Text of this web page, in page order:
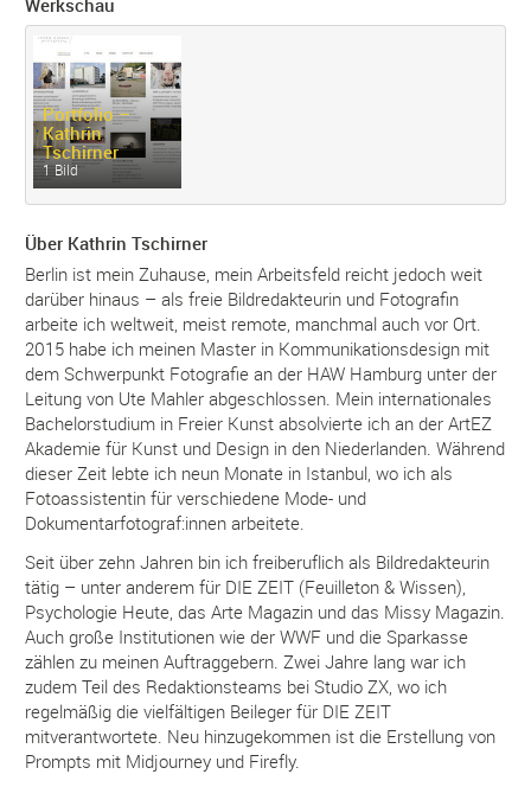
Werkschau
Portfolio –
Kathrin
Tschirner
1 Bild
Über Kathrin Tschirner
Berlin ist mein Zuhause, mein Arbeitsfeld reicht jedoch weit
darüber hinaus – als freie Bildredakteurin und Fotografin
arbeite ich weltweit, meist remote, manchmal auch vor Ort.
2015 habe ich meinen Master in Kommunikationsdesign mit
dem Schwerpunkt Fotografie an der HAW Hamburg unter der
Leitung von Ute Mahler abgeschlossen. Mein internationales
Bachelorstudium in Freier Kunst absolvierte ich an der ArtEZ
Akademie für Kunst und Design in den Niederlanden. Während
dieser Zeit lebte ich neun Monate in Istanbul, wo ich als
Fotoassistentin für verschiedene Mode- und
Dokumentarfotograf:innen arbeitete.
Seit über zehn Jahren bin ich freiberuflich als Bildredakteurin
tätig – unter anderem für DIE ZEIT (Feuilleton & Wissen),
Psychologie Heute, das Arte Magazin und das Missy Magazin.
Auch große Institutionen wie der WWF und die Sparkasse
zählen zu meinen Auftraggebern. Zwei Jahre lang war ich
zudem Teil des Redaktionsteams bei Studio ZX, wo ich
regelmäßig die vielfältigen Beileger für DIE ZEIT
mitverantwortete. Neu hinzugekommen ist die Erstellung von
Prompts mit Midjourney und Firefly.